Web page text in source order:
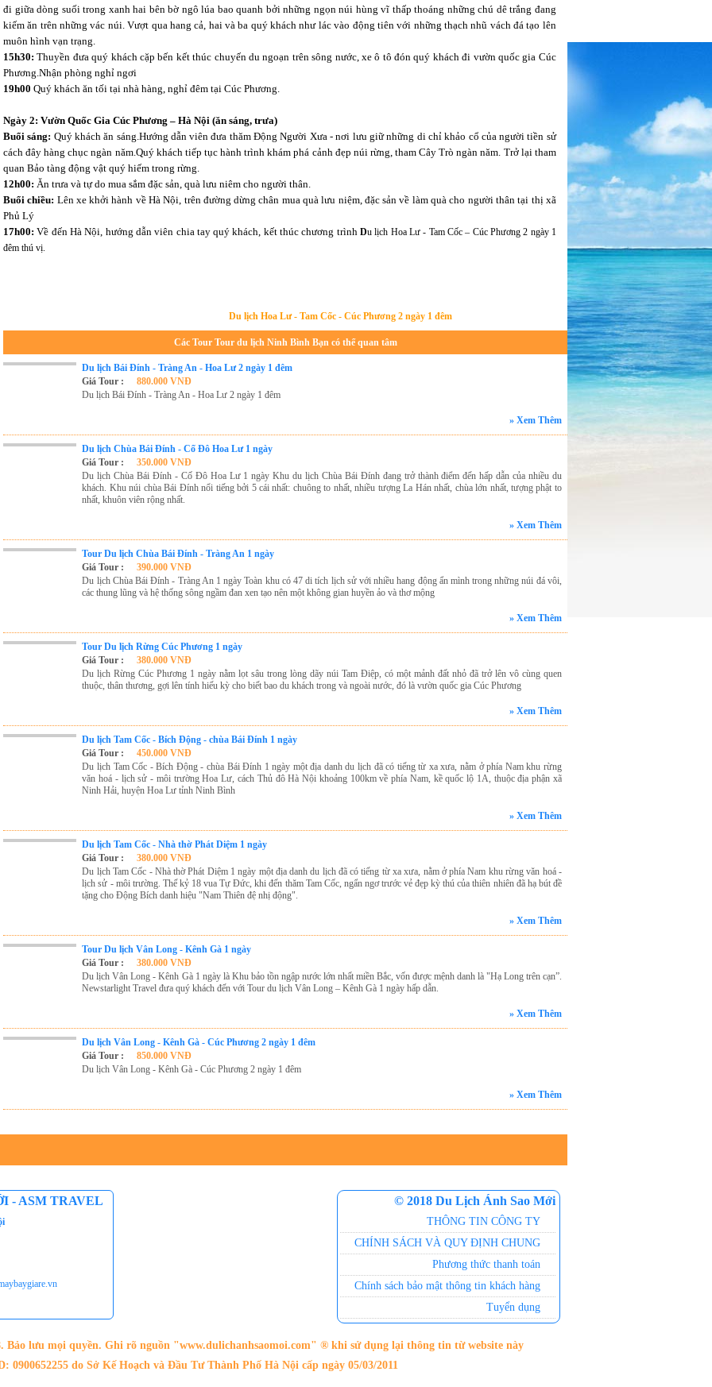
đi giữa dòng suối trong xanh hai bên bờ ngô lúa bao quanh bởi những ngọn núi hùng vĩ thấp thoáng những chú dê trắng đang
kiếm ăn trên những vác núi. Vượt qua hang cả, hai và ba quý khách như lác vào động tiên với những thạch nhũ vách đá tạo lên
muôn hình vạn trạng.
15h30:Thuyền đưa quý khách cặp bến kết thúc chuyến du ngoạn trên sông nước, xe ô tô đón quý khách đi vườn quốc gia Cúc
Phương.Nhận phòng nghỉ ngơi
19h00 Quý khách ăn tối tại nhà hàng, nghỉ đêm tại Cúc Phương.
Ngày 2: Vườn Quốc Gia Cúc Phương – Hà Nội (ăn sáng, trưa)
Buổi sáng: Quý khách ăn sáng.Hướng dẫn viên đưa thăm Động Người Xưa - nơi lưu giữ những di chỉ khảo cổ của người tiền sử
cách đây hàng chục ngàn năm.Quý khách tiếp tục hành trình khám phá cảnh đẹp núi rừng, tham Cây Trò ngàn năm. Trở lại tham
quan Bảo tàng động vật quý hiếm trong rừng.
12h00: Ăn trưa và tự do mua sắm đặc sản, quà lưu niêm cho người thân.
Buổi chiều: Lên xe khởi hành về Hà Nội, trên đường dừng chân mua quà lưu niệm, đặc sản về làm quà cho người thân tại thị xã
Phủ Lý
17h00:Về đến Hà Nội, hướng dẫn viên chia tay quý khách, kết thúc chương trìnhDu lịch Hoa Lư - Tam Cốc – Cúc Phương 2 ngày 1
đêm thú vị.
Du lịch Hoa Lư - Tam Cốc - Cúc Phương 2 ngày 1 đêm
Các Tour Tour du lịch Ninh Bình Bạn có thể quan tâm
Du lịch Bái Đính - Tràng An - Hoa Lư 2 ngày 1 đêm
Giá Tour :
880.000 VNĐ
Du lịch Bái Đính - Tràng An - Hoa Lư 2 ngày 1 đêm
» Xem Thêm
Du lịch Chùa Bái Đính - Cố Đô Hoa Lư 1 ngày
Giá Tour :
350.000 VNĐ
Du lịch Chùa Bái Đính - Cố Đô Hoa Lư 1 ngày Khu du lịch Chùa Bái Đính đang trở thành điểm đến hấp dẫn của nhiều du
khách. Khu núi chùa Bái Đính nổi tiếng bởi 5 cái nhất: chuông to nhất, nhiều tượng La Hán nhất, chùa lớn nhất, tượng phật to
nhất, khuôn viên rộng nhất.
» Xem Thêm
Tour Du lịch Chùa Bái Đính - Tràng An 1 ngày
Giá Tour :
390.000 VNĐ
Du lịch Chùa Bái Đính - Tràng An 1 ngày Toàn khu có 47 di tích lịch sử với nhiều hang động ẩn mình trong những núi đá vôi,
các thung lũng và hệ thống sông ngầm đan xen tạo nên một không gian huyền ảo và thơ mộng
» Xem Thêm
Tour Du lịch Rừng Cúc Phương 1 ngày
Giá Tour :
380.000 VNĐ
Du lịch Rừng Cúc Phương 1 ngày nằm lọt sâu trong lòng dãy núi Tam Điệp, có một mảnh đất nhỏ đã trở lên vô cùng quen
thuộc, thân thương, gợi lên tính hiếu kỳ cho biết bao du khách trong và ngoài nước, đó là vườn quốc gia Cúc Phương
» Xem Thêm
Du lịch Tam Cốc - Bích Động - chùa Bái Đính 1 ngày
Giá Tour :
450.000 VNĐ
Du lịch Tam Cốc - Bích Động - chùa Bái Đính 1 ngày một địa danh du lịch đã có tiếng từ xa xưa, nằm ở phía Nam khu rừng
văn hoá - lịch sử - môi trường Hoa Lư, cách Thủ đô Hà Nội khoảng 100km về phía Nam, kề quốc lộ 1A, thuộc địa phận xã
Ninh Hải, huyện Hoa Lư tỉnh Ninh Bình
» Xem Thêm
Du lịch Tam Cốc - Nhà thờ Phát Diệm 1 ngày
Giá Tour :
380.000 VNĐ
Du lịch Tam Cốc - Nhà thờ Phát Diệm 1 ngày một địa danh du lịch đã có tiếng từ xa xưa, nằm ở phía Nam khu rừng văn hoá -
lịch sử - môi trường. Thế kỷ 18 vua Tự Đức, khi đến thăm Tam Cốc, ngẩn ngơ trước vẻ đẹp kỳ thú của thiên nhiên đã hạ bút đề
tặng cho Động Bích danh hiệu "Nam Thiên đệ nhị động".
» Xem Thêm
Tour Du lịch Vân Long - Kênh Gà 1 ngày
Giá Tour :
380.000 VNĐ
Du lịch Vân Long - Kênh Gà 1 ngày là Khu bảo tồn ngập nước lớn nhất miền Bắc, vốn được mệnh danh là "Hạ Long trên cạn”.
Newstarlight Travel đưa quý khách đến với Tour du lịch Vân Long – Kênh Gà 1 ngày hấp dẫn.
» Xem Thêm
Du lịch Vân Long - Kênh Gà - Cúc Phương 2 ngày 1 đêm
Giá Tour :
850.000 VNĐ
Du lịch Vân Long - Kênh Gà - Cúc Phương 2 ngày 1 đêm
» Xem Thêm
- ASM TRAVEL © 2018 Du Lịch Ánh Sao Mới
THÔNG TIN CÔNG TY
CHÍNH SÁCH VÀ QUY ĐỊNH CHUNG
Phương thức thanh toán
Chính sách bảo mật thông tin khách hàng
Tuyển dụng
Bảo lưu mọi quyền. Ghi rõ nguồn "www.dulichanhsaomoi.com" ® khi sử dụng lại thông tin từ website này
0900652255 do Sở Kế Hoạch và Đầu Tư Thành Phố Hà Nội cấp ngày 05/03/2011